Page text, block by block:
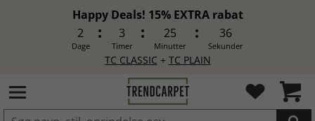
Happy Deals! 15% EXTRA rabat
2
Dage
3
Timer
25
Minutter
34
Sekunder
TC CLASSIC + TC PLAIN